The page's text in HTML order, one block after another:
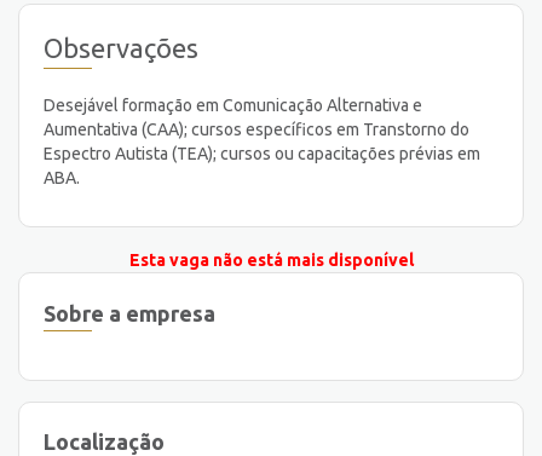
Observações
Desejável formação em Comunicação Alternativa e
Aumentativa (CAA); cursos específicos em Transtorno do
Espectro Autista (TEA); cursos ou capacitações prévias em
ABA.
Esta vaga não está mais disponível
Sobre a empresa
Localização